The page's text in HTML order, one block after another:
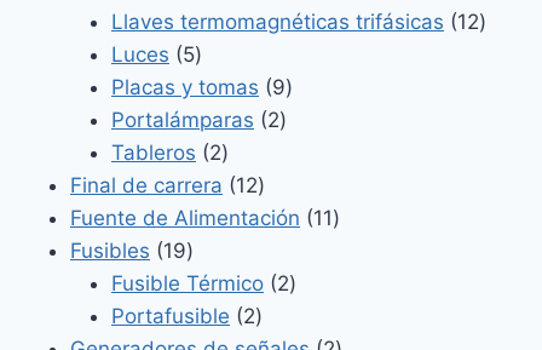
productos
Llaves termomagnéticas trifásicas 1212
Luces 55
productos
Placas y tomas 99
productos
Portalámparas 22
Tableros 22
productos
Final de carrera 1212
productos
Fuente de Alimentación 1111
Fusibles 1919
productos
Fusible Térmico 22
Portafusible 22